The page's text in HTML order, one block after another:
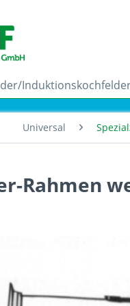
Universal
Rahmen